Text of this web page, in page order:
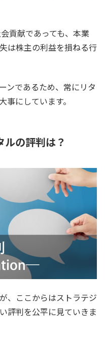
貢献であっても、本業
は株主の利益を損ねる行
ンであるため、常にリタ
にしています。
の評判は？
、ここからはストラテジ
評判を公平に見ていきま